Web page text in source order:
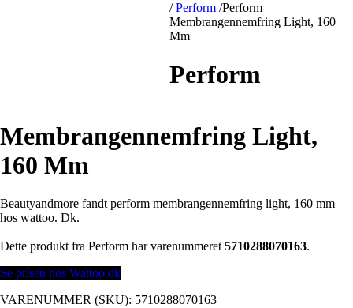
/ Perform /Perform
Membrangennemfring Light, 160
Mm
Perform
Membrangennemfring Light,
160 Mm
Beautyandmore fandt perform membrangennemfring light, 160 mm
hos wattoo. Dk.
Dette produkt fra Perform har varenummeret5710288070163.
Se prisen hos Wattoo.dk
VARENUMMER (SKU): 5710288070163